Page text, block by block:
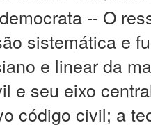
-- O
sistemática e
e linear da
e seu eixo
código civil; a